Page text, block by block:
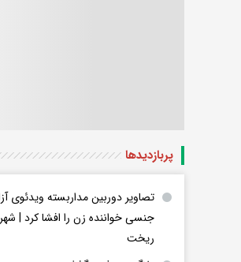
پربازدید‌ها
تصاویر دوربین مداربسته ویدئوی
جنسی خواننده زن را افشا کرد |
ریخت